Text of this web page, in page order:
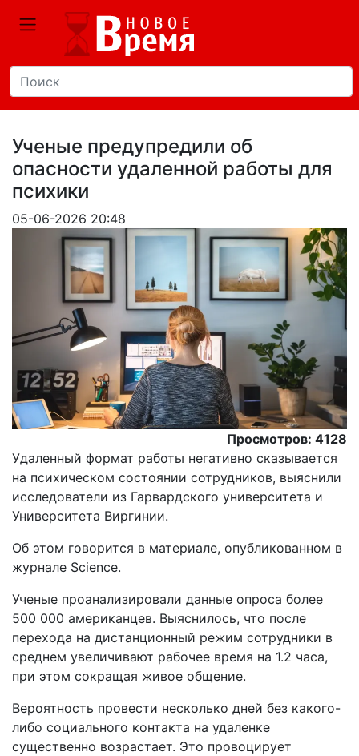
Ученые предупредили об
опасности удаленной работы для
психики
05-06-2026 20:48
Просмотров: 4128
Удаленный формат работы негативно сказывается
на психическом состоянии сотрудников, выяснили
исследователи из Гарвардского университета и
Университета Виргинии.
Oб этом говорится в материале, опубликованном в
журнале Science.
Ученые проанализировали данные опроса более
500 000 американцев. Выяснилось, что после
перехода на дистанционный режим сотрудники в
среднем увеличивают рабочее время на 1.2 часа,
при этом сокращая живое общение.
Вероятность провести несколько дней без какого-
либо социального контакта на удаленке
существенно возрастает. Это провоцирует